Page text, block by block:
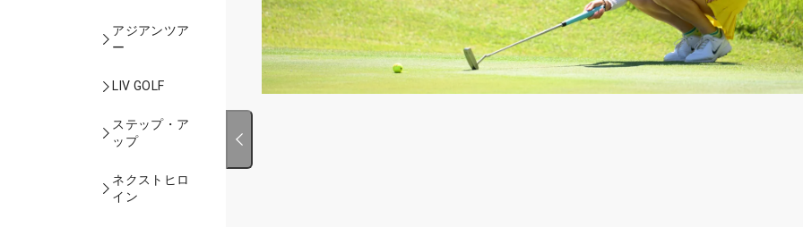
アジアンツア
ー
LIV GOLF
ステップ・ア
ップ
ネクストヒロ
イン